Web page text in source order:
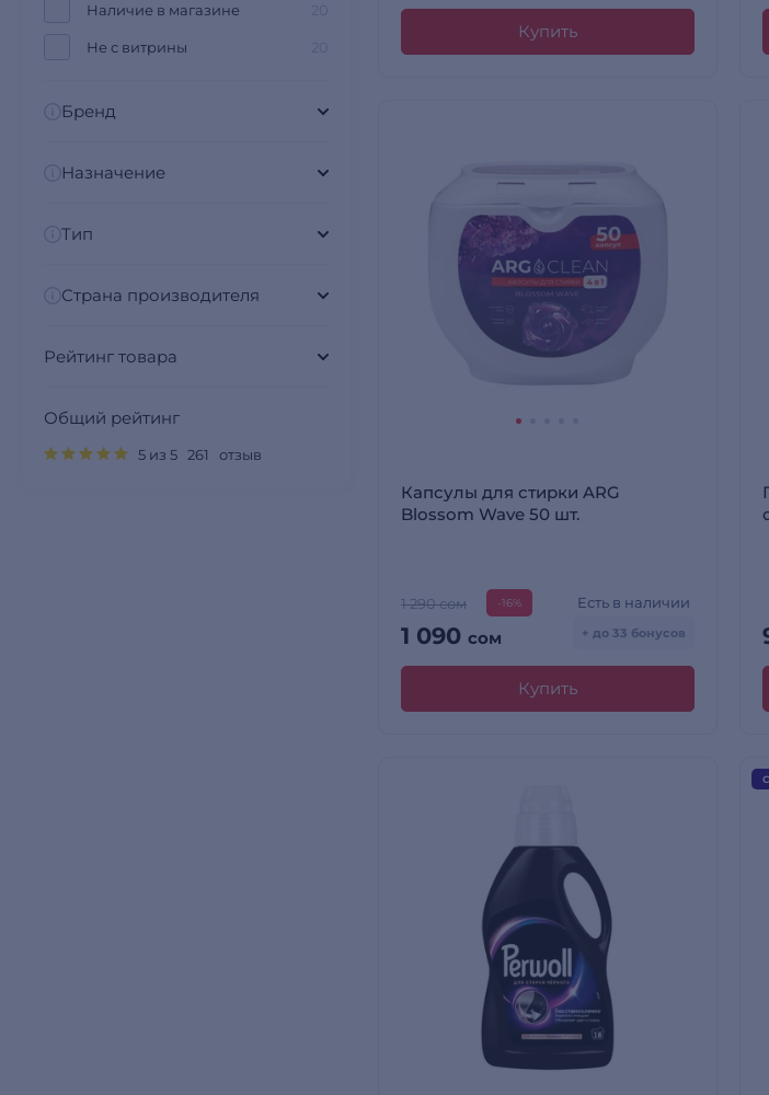
Наличие в магазине
Не с витрины
Бренд
Назначение
Тип
Страна производителя
Рейтинг товара
Общий рейтинг
5 из 5 261 отзыв
Купить
Капсулы для стирки ARG
Blossom Wave 50 шт.
1 290 сом -16%
1 090 сом
Есть в наличии
+ до 33 бонусов
Купить